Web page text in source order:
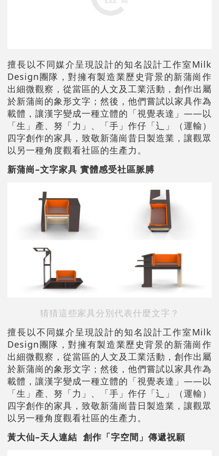
擅長以不同媒介呈現設計的知名設計工作室Milk
Design團隊，對擁有製造業歷史背景的新蒲崗作
出細微觀察，從當區的人文及工業活動，創作出屬
於新蒲崗的象形文字；然後，他們嘗試以家具作為
載體，讓漢字變成一種立體的「視覺表達」——以
「生」產、努「力」、「手」作仔「辶」（運輸）
四字創作的家具，致敬新蒲崗昔日製造業，讓觀眾
以另一種角度觀看社區的生產力。
新蒲崗–文字家具 實體感受社區脈膊
猜猜這些家具分別代表什麼文字？
擅長以不同媒介呈現設計的知名設計工作室Milk
Design團隊，對擁有製造業歷史背景的新蒲崗作
出細微觀察，從當區的人文及工業活動，創作出屬
於新蒲崗的象形文字；然後，他們嘗試以家具作為
載體，讓漢字變成一種立體的「視覺表達」——以
「生」產、努「力」、「手」作仔「辶」（運輸）
四字創作的家具，致敬新蒲崗昔日製造業，讓觀眾
以另一種角度觀看社區的生產力。
黃大仙–天人連結 創作「字空間」傳遞祝願